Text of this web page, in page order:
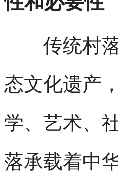
传统村落
态文化遗产
学、艺术、
落承载着中